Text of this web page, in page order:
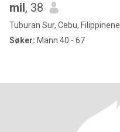
mil, 38
Tuburan Sur, Cebu, Filippinene
Søker: Mann 40 - 67